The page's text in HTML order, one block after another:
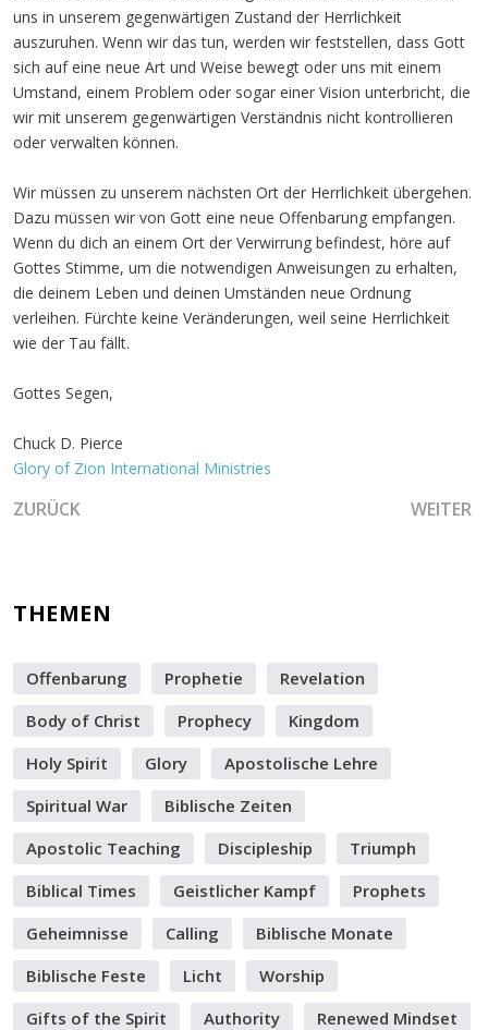
uns in unserem gegenwärtigen Zustand der Herrlichkeit
auszuruhen. Wenn wir das tun, werden wir feststellen, dass Gott
sich auf eine neue Art und Weise bewegt oder uns mit einem
Umstand, einem Problem oder sogar einer Vision unterbricht, die
wir mit unserem gegenwärtigen Verständnis nicht kontrollieren
oder verwalten können.
Wir müssen zu unserem nächsten Ort der Herrlichkeit übergehen.
Dazu müssen wir von Gott eine neue Offenbarung empfangen.
Wenn du dich an einem Ort der Verwirrung befindest, höre auf
Gottes Stimme, um die notwendigen Anweisungen zu erhalten,
die deinem Leben und deinen Umständen neue Ordnung
verleihen. Fürchte keine Veränderungen, weil seine Herrlichkeit
wie der Tau fällt.
Gottes Segen,
Chuck D. Pierce
Glory of Zion International Ministries
VORHERIGER BEITRAG: DIE WIEDERHERSTELLUNG VON
ZURÜCK WEITER
THEMEN
Offenbarung Prophetie
Revelation
Body of Christ
Prophecy
Kingdom
Holy Spirit
Glory
Apostolische Lehre
Spiritual War
Biblische Zeiten
Apostolic Teaching
Discipleship
Triumph
Biblical Times
Geistlicher Kampf
Prophets
Geheimnisse
Calling
Biblische Monate
Biblische Feste
Licht
Worship
Gifts of the Spirit
Authority
Renewed Mindset